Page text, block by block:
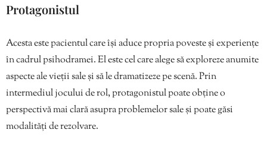
Protagonistul
Acesta este pacientul care își aduce propria poveste și experiențe
în cadrul psihodramei. El este cel care alege să exploreze anumite
aspecte ale vieții sale și să le dramatizeze pe scenă. Prin
intermediul jocului de rol, protagonistul poate obține o
perspectivă mai clară asupra problemelor sale și poate găsi
modalități de rezolvare.